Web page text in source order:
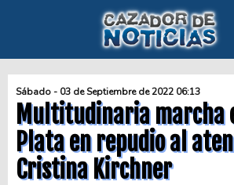
Sábado - 03 de Septiembre de 2022 06:13
Multitudinaria marcha
Plata en repudio al
Cristina Kirchner